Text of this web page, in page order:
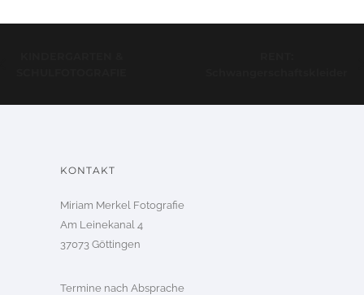
KONTAKT
Miriam Merkel Fotografie
Am Leinekanal 4
37073 Göttingen
Termine nach Absprache